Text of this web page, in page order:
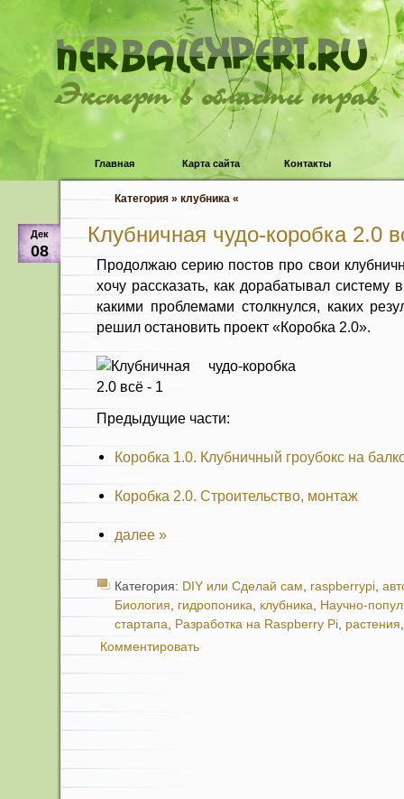
Эксперт в области трав
Главная Карта сайта Контакты
Категория » клубника «
Дек
08
Клубничная чудо-коробка 2.0
Продолжаю серию постов про свои
хочу рассказать, как дорабатывал систему
какими проблемами столкнулся, каких
решил остановить проект «Коробка 2.0».
Предыдущие части:
Коробка 1.0. Клубничный гроубокс на
Коробка 2.0. Строительство, монтаж
далее »
Категория: DIY или Сделай сам, raspberrypi,
Биология, гидропоника, клубника, Научно-
стартапа, Разработка на Raspberry Pi, растения
Комментировать